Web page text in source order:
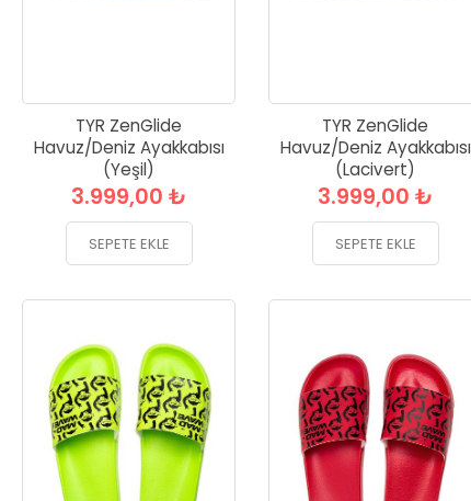
TYR ZenGlide
Havuz/Deniz Ayakkabısı
(Yeşil)
3.999,00 ₺
SEPETE EKLE
TYR ZenGlide
Havuz/Deniz Ayakkabısı
(Lacivert)
3.999,00 ₺
SEPETE EKLE